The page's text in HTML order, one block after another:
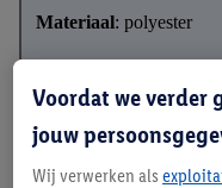
Materiaal: polyester
*GRS - Global
Voordat we verder
jouw
Wij verwerken als